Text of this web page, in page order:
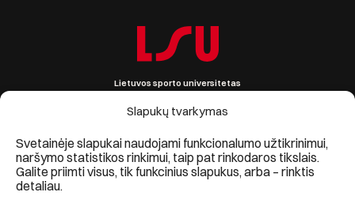
Slapukų tvarkymas
Svetainėje slapukai naudojami funkcionalumo užtikrinimui,
naršymo statistikos rinkimui, taip pat rinkodaros tikslais.
Galite priimti visus, tik funkcinius slapukus, arba – rinktis
detaliau.
Lietuvos sporto universitetas
Sporto g. 6, LT-44221 Kaunas, Lietuva
Įmonės kodas 111951530
PVM mokėtojo kodas LT119515314